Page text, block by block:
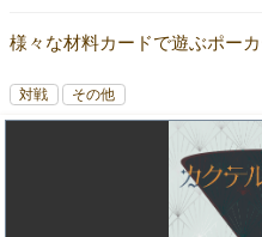
様々な材料カードで遊ぶポー
対戦 その他